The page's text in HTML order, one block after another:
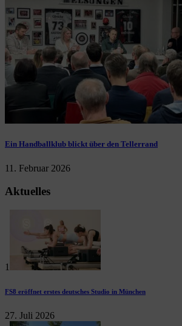
Ein Handballklub blickt über den Tellerrand
11. Februar 2026
Aktuelles
1
FS8 eröffnet erstes deutsches Studio in München
27. Juli 2026